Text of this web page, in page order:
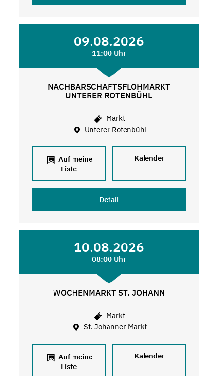
09.08.2026
11:00 Uhr
NACHBARSCHAFTSFLOHMARKT
UNTERER ROTENBÜHL
Markt
Unterer Rotenbühl
Auf meine
Liste
Kalender
Detail
10.08.2026
08:00 Uhr
WOCHENMARKT ST. JOHANN
Markt
St. Johanner Markt
Auf meine
Liste
Kalender